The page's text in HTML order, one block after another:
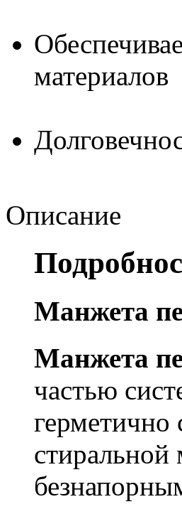
материалов
Описание
Манжета
Манжета
частью
герметично